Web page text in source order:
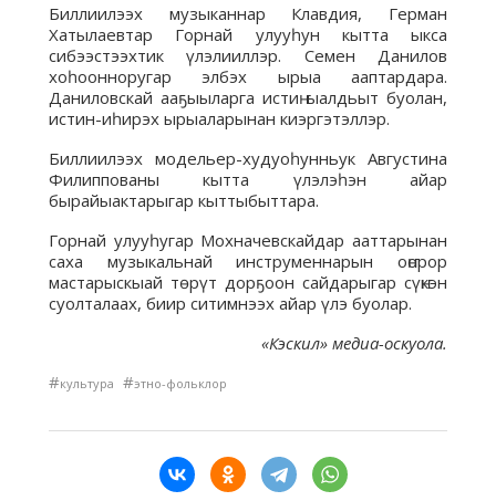
Биллиилээх музыканнар Клавдия, Герман
Хатылаевтар Горнай улууһун кытта ыкса
сибээстээхтик үлэлииллэр. Семен Данилов
хоһоонноругар элбэх ырыа ааптардара.
Даниловскай ааҕыыларга истиҥ ыалдьыт буолан,
истин-иһирэх ырыаларынан киэргэтэллэр.
Биллиилээх модельер-худуоһунньук Августина
Филиппованы кытта үлэлэһэн айар
бырайыактарыгар кыттыбыттара.
Горнай улууһугар Мохначевскайдар ааттарынан
саха музыкальнай инструменнарын оҥорор
мастарыскыай төрүт дорҕоон сайдарыгар сүҥкэн
суолталаах, биир ситимнээх айар үлэ буолар.
«Кэскил» медиа-оскуола.
#культура #этно-фольклор